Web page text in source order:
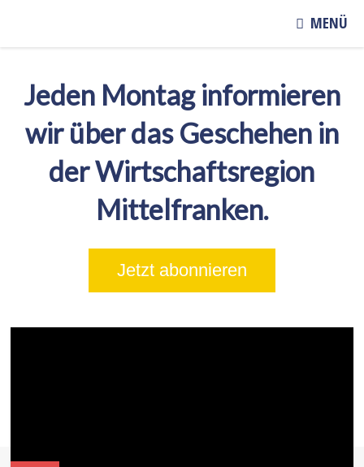
MENÜ
Jeden Montag informieren
wir über das Geschehen in
der Wirtschaftsregion
Mittelfranken.
Jetzt abonnieren